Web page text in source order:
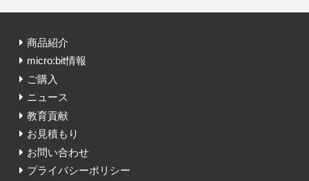
商品紹介
micro:bit情報
ご購入
ニュース
教育貢献
お見積もり
お問い合わせ
プライバシーポリシー